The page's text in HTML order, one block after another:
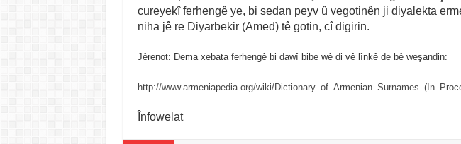
cureyekî ferhengê ye, bi sedan peyv û vegotinên ji diyalekta
niha jê re Diyarbekir (Amed) tê gotin, cî digirin.
Jêrenot: Dema xebata ferhengê bi dawî bibe wê di vê lînkê de bê weşandin:
http://www.armeniapedia.org/wiki/
Înfowelat